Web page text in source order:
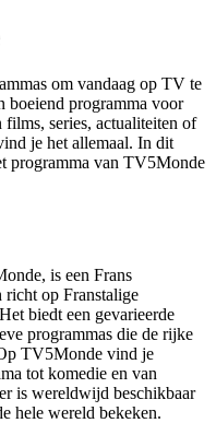
om vandaag op TV te
boeiend programma voor
series, actualiteiten of
je het allemaal. In dit
programma van TV5Monde
is een Frans
richt op Franstalige
biedt een gevarieerde
programmas die de rijke
TV5Monde vind je
tot komedie en van
is wereldwijd beschikbaar
hele wereld bekeken.